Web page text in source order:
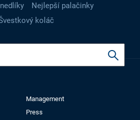
Nejlepší palačinky
koláč
Management
Press